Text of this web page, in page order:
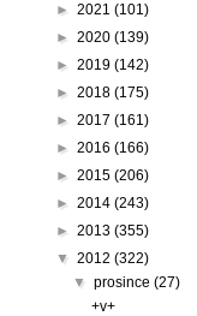
► 2021 (101)
► 2020 (139)
► 2019 (142)
► 2018 (175)
► 2017 (161)
► 2016 (166)
► 2015 (206)
► 2014 (243)
► 2013 (355)
▼ 2012 (322)
▼prosince(27)
+v+